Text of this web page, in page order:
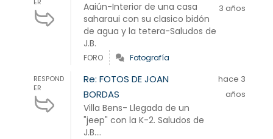
Aaiún-Interior de una casa
saharaui con su clasico bidón
de agua y la tetera-Saludos de
J.B.
3 años
FORO Fotografía
RESPOND
ER
Re: FOTOS DE JOAN
BORDAS
Villa Bens- Llegada de un
"jeep" con la K-2. Saludos de
J.B....
hace 3
años